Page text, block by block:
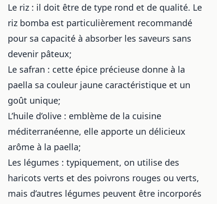
Le riz : il doit être de type rond et de qualité. Le
riz bomba est particulièrement recommandé
pour sa capacité à absorber les saveurs sans
devenir pâteux;
Le safran : cette épice précieuse donne à la
paella sa couleur jaune caractéristique et un
goût unique;
L’huile d’olive : emblème de la cuisine
méditerranéenne, elle apporte un délicieux
arôme à la paella;
Les légumes : typiquement, on utilise des
haricots verts et des poivrons rouges ou verts,
mais d’autres légumes peuvent être incorporés